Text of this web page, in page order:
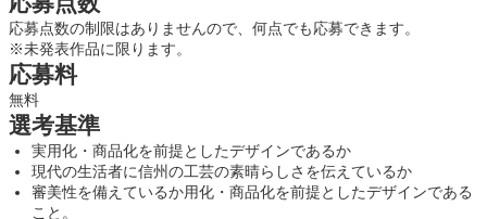
応募点数の制限はありませんので、何点でも応募できます。
※未発表作品に限ります。
応募料
無料
選考基準
実用化・商品化を前提としたデザインであるか
現代の生活者に信州の工芸の素晴らしさを伝えているか
審美性を備えているか用化・商品化を前提としたデザインである
こと。